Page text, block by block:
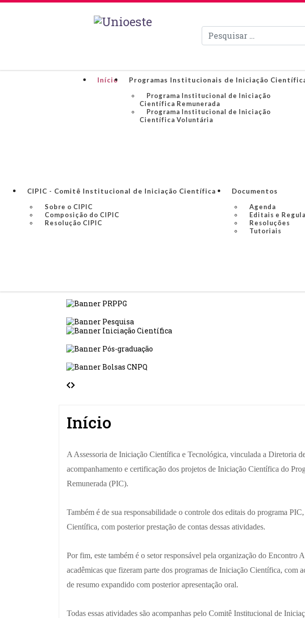
Pesquisar
Início
Programas Institucionais de Iniciação
Programa Institucional de Iniciação
Científica Remunerada
Programa Institucional de Iniciação
Científica Voluntária
CIPIC - Comitê Institucional de Iniciação Científica
Sobre o CIPIC
Composição do CIPIC
Resolução CIPIC
Documentos
Agenda
Editais e
Resoluções
Tutoriais
Início
A Assessoria de Iniciação Científica e Tecnológica, vinculada a Diretoria
acompanhamento e certificação dos projetos de Iniciação Científica do
Remunerada (PIC).
Também é de sua responsabilidade o controle dos editais do programa
Científica, com posterior prestação de contas dessas atividades.
Por fim, este também é o setor responsável pela organização do
acadêmicas que fizeram parte dos programas de Iniciação Científica, com
de resumo expandido com posterior apresentação oral.
Todas essas atividades são acompanhas pelo Comitê Institucional de